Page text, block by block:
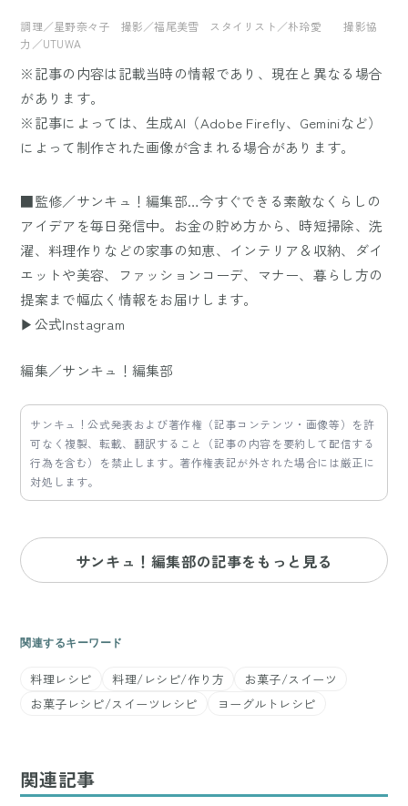
調理／星野奈々子 撮影／福尾美雪 スタイリスト／朴玲愛 撮影協
力／UTUWA
※記事の内容は記載当時の情報であり、現在と異なる場合
があります。
※記事によっては、生成AI（Adobe Firefly、Geminiなど）
によって制作された画像が含まれる場合があります。
■監修／サンキュ！編集部…今すぐできる素敵なくらしの
アイデアを毎日発信中。お金の貯め方から、時短掃除、洗
濯、料理作りなどの家事の知恵、インテリア＆収納、ダイ
エットや美容、ファッションコーデ、マナー、暮らし方の
提案まで幅広く情報をお届けします。
▶公式Instagram
編集／サンキュ！編集部
サンキュ！公式発表および著作権（記事コンテンツ・画像等）を許
可なく複製、転載、翻訳すること（記事の内容を要約して配信する
行為を含む）を禁止します。著作権表記が外された場合には厳正に
対処します。
サンキュ！編集部の記事をもっと見る
関連するキーワード
料理レシピ 料理/レシピ/作り方
お菓子/スイーツ
お菓子レシピ/スイーツレシピ
ヨーグルトレシピ
関連記事